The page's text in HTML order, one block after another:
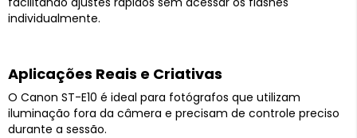
individualmente.
Aplicações Reais e Criativas
O Canon ST-E10 é ideal para fotógrafos que utilizam
iluminação fora da câmera e precisam de controle preciso
durante a sessão.